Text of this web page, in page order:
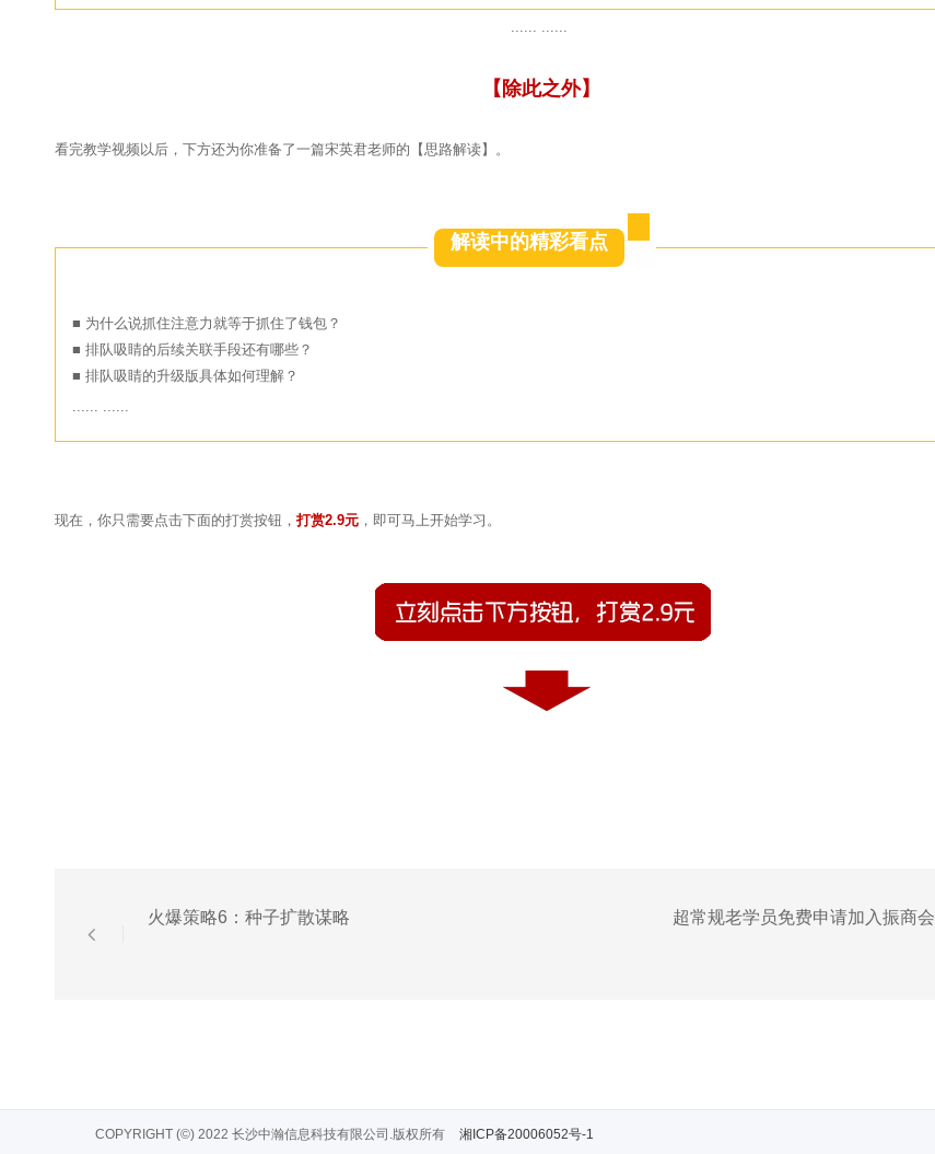
...... ......
【除此之外】
看完教学视频以后，下方还为你准备了一篇宋英君老师的【思路解读】。
解读中的精彩看点
■ 为什么说抓住注意力就等于抓住了钱包？
■ 排队吸睛的后续关联手段还有哪些？
■ 排队吸睛的升级版具体如何理解？
...... ......
现在，你只需要点击下面的打赏按钮， 打赏2.9元 ，即可马上开始学习。
火爆策略6：种子扩散谋略 超常规老学员免费申请加入振商会
COPYRIGHT (©) 2022 长沙中瀚信息科技有限公司.版权所有 湘ICP备20006052号-1